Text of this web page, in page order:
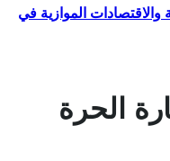
الموازية في
الحرة